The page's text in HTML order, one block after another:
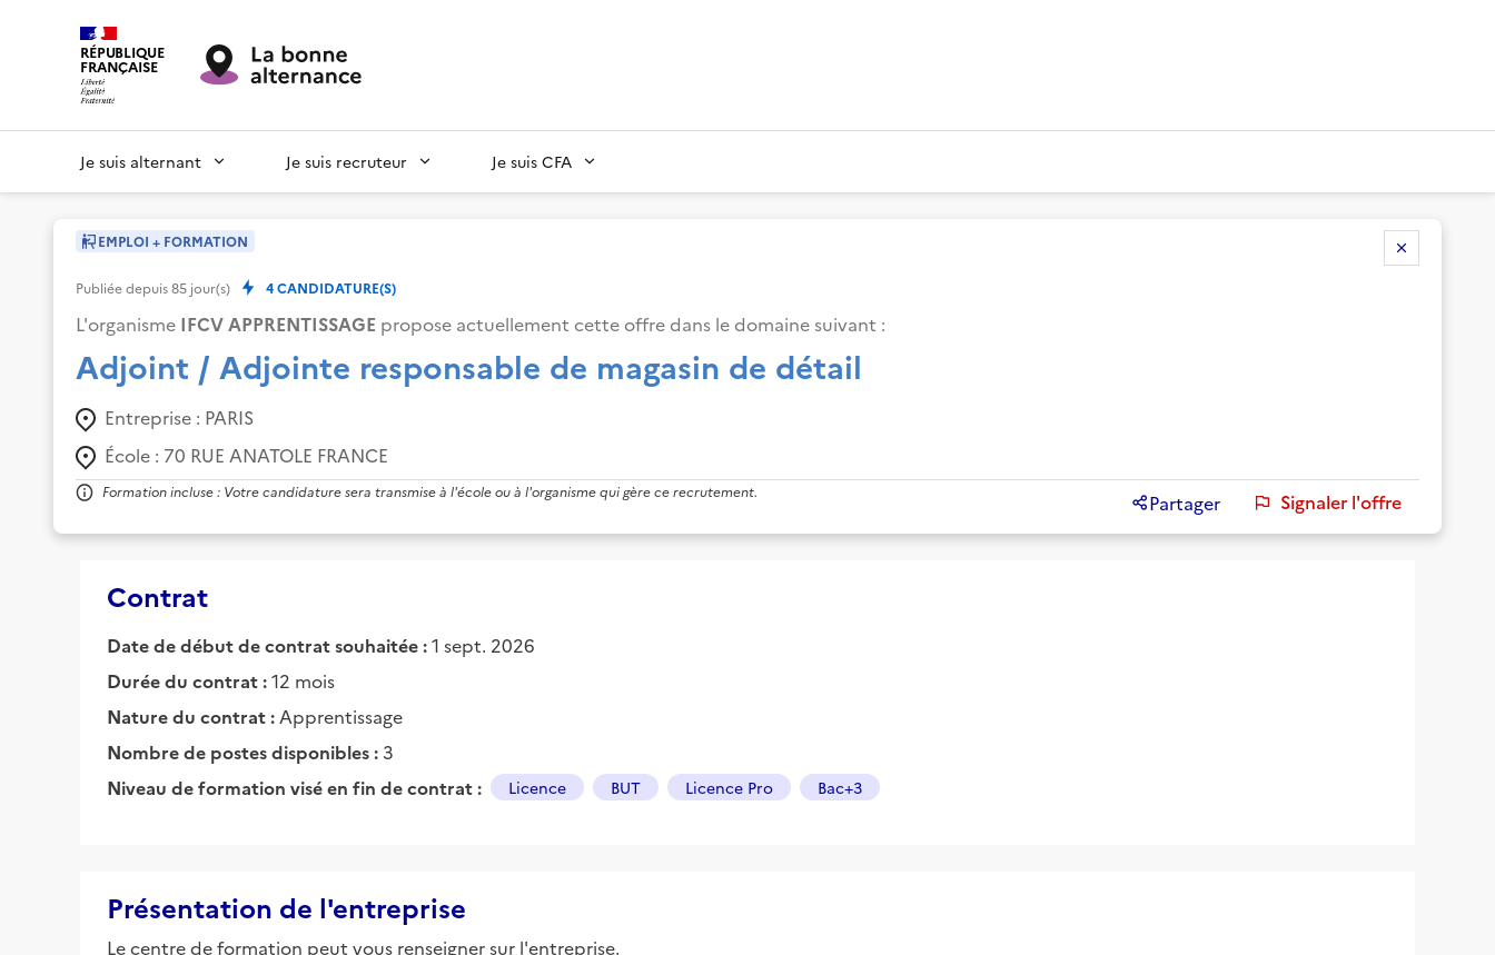
RÉPUBLIQUE
FRANÇAISE
Je suis alternant Je suis recruteur Je suis CFA
EMPLOI + FORMATION
Publiée depuis85 jour(s) 4CANDIDATURE(S)
L'organisme IFCV APPRENTISSAGE propose actuellement cette offre dans le domaine suivant :
Adjoint / Adjointe responsable de magasin de détail
Entreprise : PARIS
École : 70 RUE ANATOLE FRANCE
Formation incluse : Votre candidature sera transmise à l'école ou à l'organisme qui gère ce recrutement. Partager Signaler l'offre
Contrat
Date de début de contrat souhaitée :1 sept. 2026
Durée du contrat :12 mois
Nature du contrat : Apprentissage
Nombre de postes disponibles : 3
Niveau de formation visé en fin de contrat :
Licence BUT Licence Pro Bac+3
Présentation de l'entreprise
Le centre de formation peut vous renseigner sur l'entreprise.